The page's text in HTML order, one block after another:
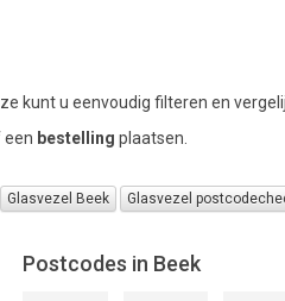
kunt u eenvoudig filteren en
een bestelling plaatsen.
Glasvezel Beek Glasvezel
Postcodes in Beek